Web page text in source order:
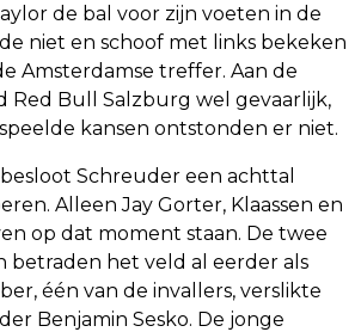
de bal voor zijn voeten in de
niet en schoof met links bekeken
Amsterdamse treffer. Aan de
Red Bull Salzburg wel gevaarlijk,
kansen ontstonden er niet.
Schreuder een achttal
Alleen Jay Gorter, Klaassen en
op dat moment staan. De twee
betraden het veld al eerder als
één van de invallers, verslikte
Benjamin Sesko. De jonge